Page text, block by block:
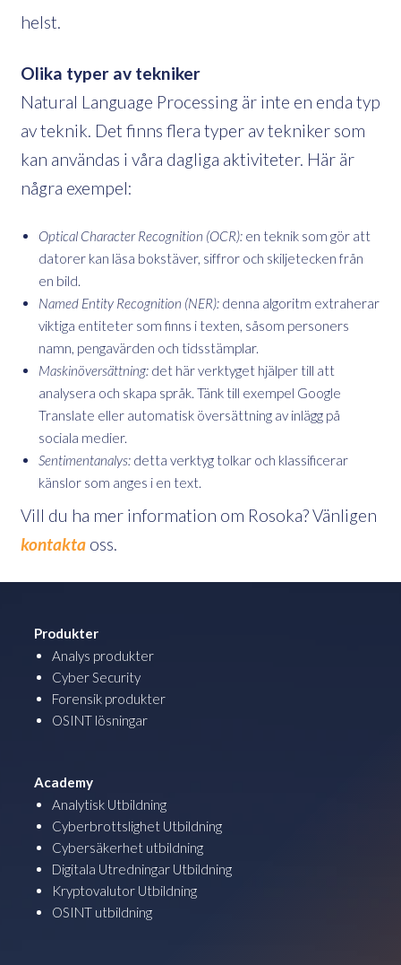
helst.
Olika typer av tekniker
Natural Language Processing är inte en enda typ
av teknik. Det finns flera typer av tekniker som
kan användas i våra dagliga aktiviteter. Här är
några exempel:
Optical Character Recognition (OCR): en teknik som gör att
datorer kan läsa bokstäver, siffror och skiljetecken från
en bild.
Named Entity Recognition (NER): denna algoritm extraherar
viktiga entiteter som finns i texten, såsom personers
namn, pengavärden och tidsstämplar.
Maskinöversättning: det här verktyget hjälper till att
analysera och skapa språk. Tänk till exempel Google
Translate eller automatisk översättning av inlägg på
sociala medier.
Sentimentanalys: detta verktyg tolkar och klassificerar
känslor som anges i en text.
Vill du ha mer information om Rosoka? Vänligen
kontakta oss.
Produkter
Analys produkter
Cyber Security
Forensik produkter
OSINT lösningar
Academy
Analytisk Utbildning
Cyberbrottslighet Utbildning
Cybersäkerhet utbildning
Digitala Utredningar Utbildning
Kryptovalutor Utbildning
OSINT utbildning